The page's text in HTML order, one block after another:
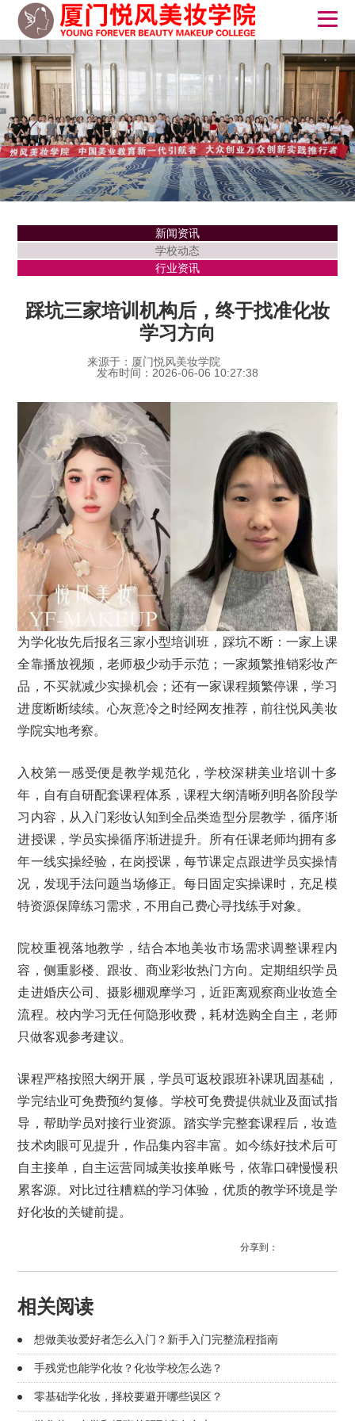
新闻资讯
学校动态
行业资讯
踩坑三家培训机构后，终于找准化妆
学习方向
来源于：厦门悦风美妆学院
发布时间：2026-06-06 10:27:38
为学化妆先后报名三家小型培训班，踩坑不断：一家上课
全靠播放视频，老师极少动手示范；一家频繁推销彩妆产
品，不买就减少实操机会；还有一家课程频繁停课，学习
进度断断续续。心灰意冷之时经网友推荐，前往悦风美妆
学院实地考察。
入校第一感受便是教学规范化，学校深耕美业培训十多
年，自有自研配套课程体系，课程大纲清晰列明各阶段学
习内容，从入门彩妆认知到全品类造型分层教学，循序渐
进授课，学员实操循序渐进提升。所有任课老师均拥有多
年一线实操经验，在岗授课，每节课定点跟进学员实操情
况，发现手法问题当场修正。每日固定实操课时，充足模
特资源保障练习需求，不用自己费心寻找练手对象。
院校重视落地教学，结合本地美妆市场需求调整课程内
容，侧重影楼、跟妆、商业彩妆热门方向。定期组织学员
走进婚庆公司、摄影棚观摩学习，近距离观察商业妆造全
流程。校内学习无任何隐形收费，耗材选购全自主，老师
只做客观参考建议。
课程严格按照大纲开展，学员可返校跟班补课巩固基础，
学完结业可免费预约复修。学校可免费提供就业及面试指
导，帮助学员对接行业资源。踏实学完整套课程后，妆造
技术肉眼可见提升，作品集内容丰富。如今练好技术后可
自主接单，自主运营同城美妆接单账号，依靠口碑慢慢积
累客源。对比过往糟糕的学习体验，优质的教学环境是学
好化妆的关键前提。
分享到：
相关阅读
想做美妆爱好者怎么入门？新手入门完整流程指南
手残党也能学化妆？化妆学校怎么选？
零基础学化妆，择校要避开哪些误区？